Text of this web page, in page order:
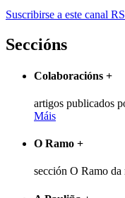
Suscribirse a este canal
Seccións
Colaboracións +
artigos publicados
Máis
O Ramo +
sección O Ramo